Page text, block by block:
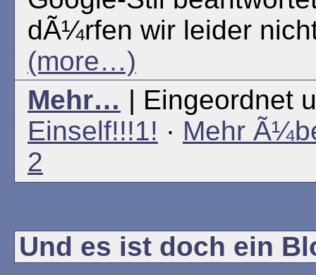
dÃ¼rfen wir leider
(more…)
Mehr… | Eingeordnet
Einself!!!1! · Mehr
2
Und es ist doch ein